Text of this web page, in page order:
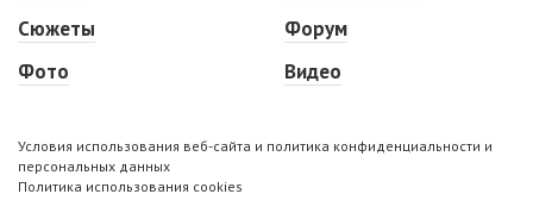
Сюжеты
Фото
Форум
Видео
Условия использования веб-сайта и политика конфиденциальности и
персональных данных
Политика использования cookies